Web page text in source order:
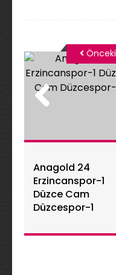
Anagold 24
Erzincanspor-1
Düzce Cam
Düzcespor-1
Önceki